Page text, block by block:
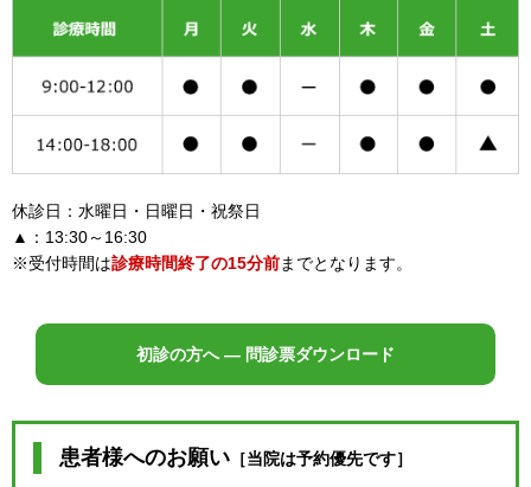
休診日：水曜日・日曜日・祝祭日
▲：13:30～16:30
※受付時間は診療時間終了の15分前までとなります。
初診の方へ ― 問診票ダウンロード
患者様へのお願い ［当院は予約優先です］